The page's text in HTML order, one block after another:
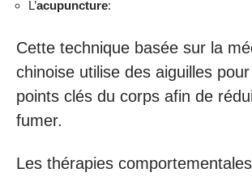
L’acupuncture:
Cette technique basée sur la
chinoise utilise des aiguilles
points clés du corps afin de
fumer.
Les thérapies